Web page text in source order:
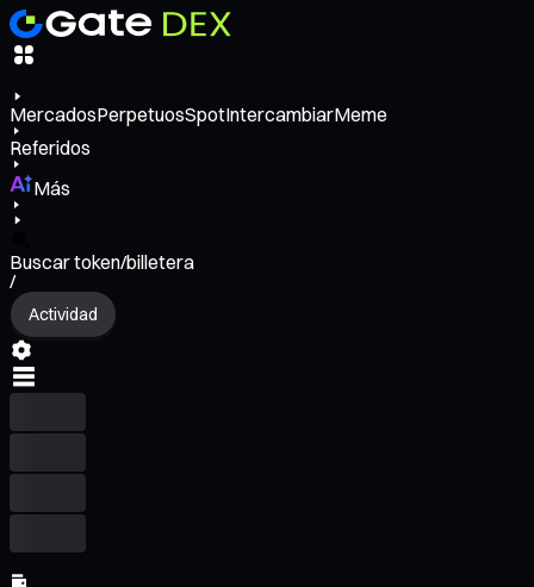
MercadosPerpetuosSpotIntercambiarMeme
Referidos
Más
Buscar token/billetera
/
Actividad